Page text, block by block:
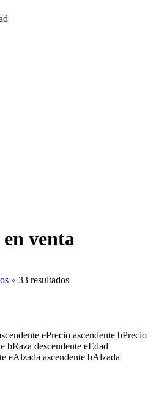
venta
» 33 resultados
ePrecio ascendente bPrecio
bRaza descendente eEdad
eAlzada ascendente bAlzada